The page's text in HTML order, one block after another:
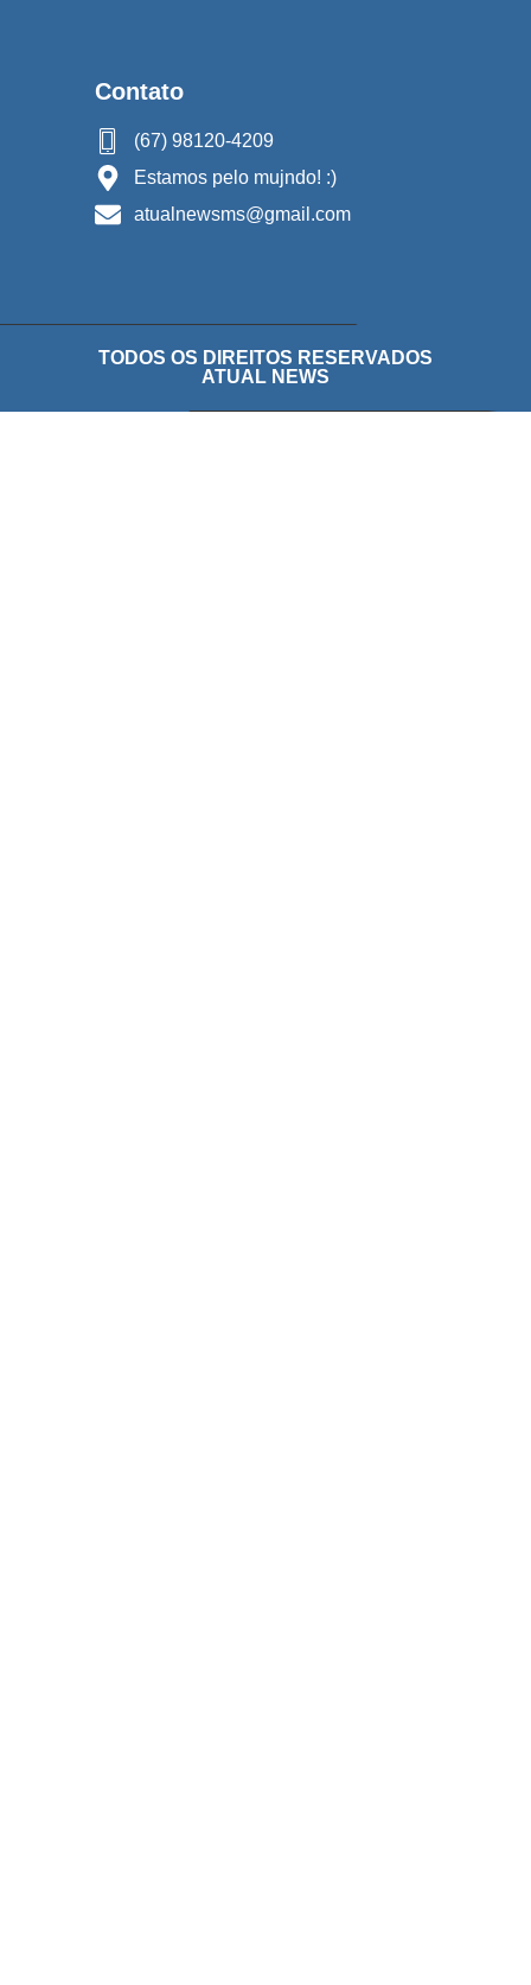
Contato
(67) 98120-4209
Estamos pelo mujndo! :)
atualnewsms@gmail.com
TODOS OS DIREITOS RESERVADOS
ATUAL NEWS